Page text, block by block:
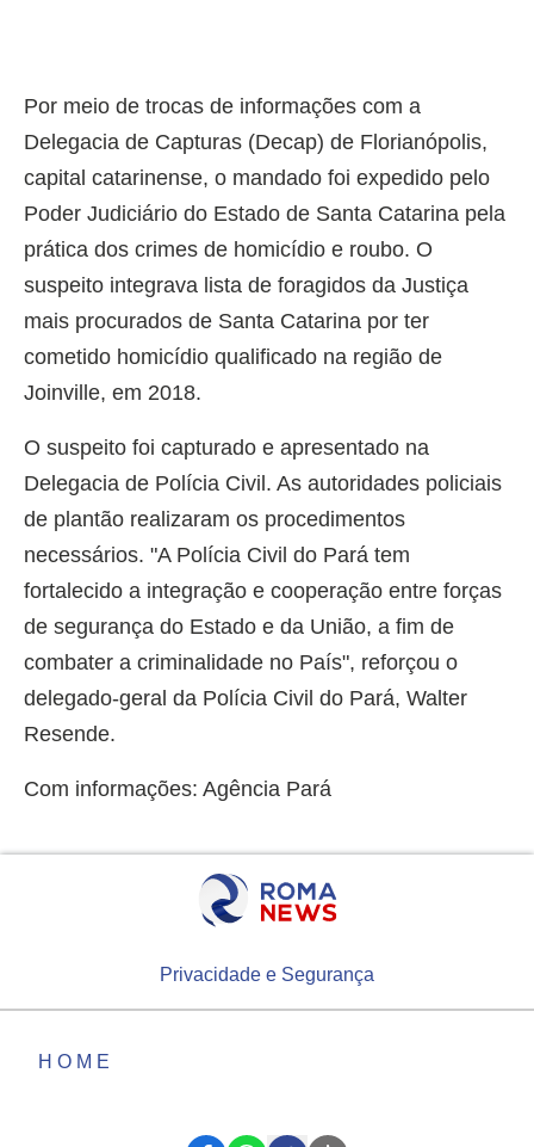
Por meio de trocas de informações com a
Delegacia de Capturas (Decap) de Florianópolis,
capital catarinense, o mandado foi expedido pelo
Poder Judiciário do Estado de Santa Catarina pela
prática dos crimes de homicídio e roubo. O
suspeito integrava lista de foragidos da Justiça
mais procurados de Santa Catarina por ter
cometido homicídio qualificado na região de
Joinville, em 2018.
O suspeito foi capturado e apresentado na
Delegacia de Polícia Civil. As autoridades policiais
de plantão realizaram os procedimentos
necessários. "A Polícia Civil do Pará tem
fortalecido a integração e cooperação entre forças
de segurança do Estado e da União, a fim de
combater a criminalidade no País", reforçou o
delegado-geral da Polícia Civil do Pará, Walter
Resende.
Com informações: Agência Pará
Privacidade e Segurança
HOME